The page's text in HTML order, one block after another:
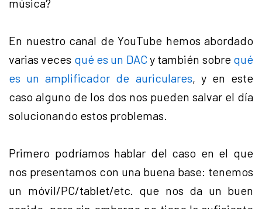
música?
En nuestro canal de YouTube hemos abordado
varias veces qué es un DAC y también sobre qué
es un amplificador de auriculares, y en este
caso alguno de los dos nos pueden salvar el día
solucionando estos problemas.
Primero podríamos hablar del caso en el que
nos presentamos con una buena base: tenemos
un móvil/PC/tablet/etc. que nos da un buen